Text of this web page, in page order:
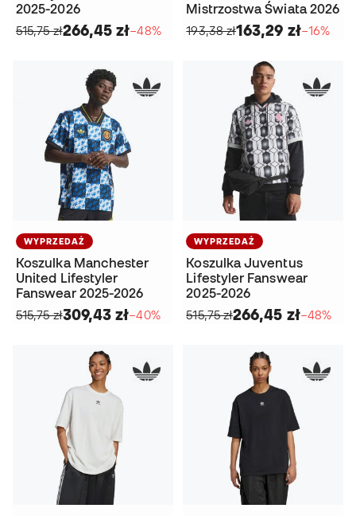
2025-2026
515,75 zł266,45 zł−48%
Mistrzostwa Świata 2026
193,38 zł163,29 zł−16%
WYPRZEDAŻ
Koszulka Manchester
United Lifestyler
Fanswear 2025-2026
515,75 zł309,43 zł−40%
WYPRZEDAŻ
Koszulka Juventus
Lifestyler Fanswear
2025-2026
515,75 zł266,45 zł−48%